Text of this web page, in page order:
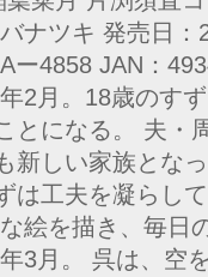
ナツキ 発売日
ー4858 JAN：
2月。18歳のす
とになる。 夫・
新しい家族とな
は工夫を凝らし
絵を描き、毎日
3月。 呉は、空